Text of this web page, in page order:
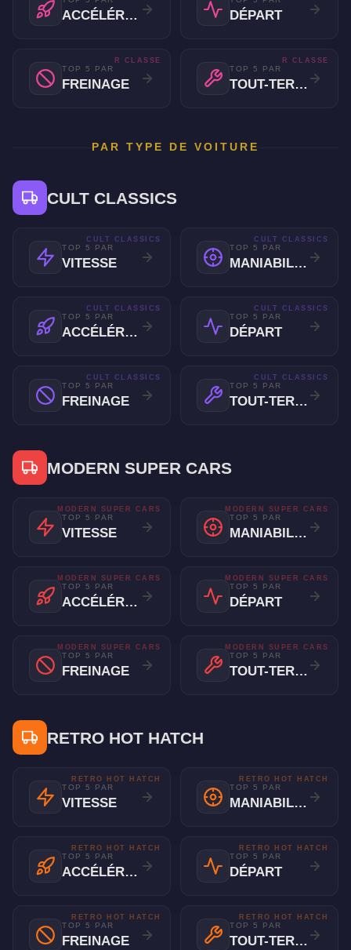
ACCÉLÉRATION DÉPART
TOP 5 PAR
FREINAGE
R CLASSE
TOP 5 PAR
TOUT-TERRAIN
R CLASSE
PAR TYPE DE VOITURE
CULT CLASSICS
TOP 5 PAR
VITESSE
CULT CLASSICS
TOP 5 PAR
MANIABILITÉ
CULT CLASSICS
TOP 5 PAR
ACCÉLÉRATION
CULT CLASSICS
TOP 5 PAR
DÉPART
CULT CLASSICS
TOP 5 PAR
FREINAGE
CULT CLASSICS
TOP 5 PAR
TOUT-TERRAIN
CULT CLASSICS
MODERN SUPER CARS
TOP 5 PAR
VITESSE
MODERN SUPER CARS
TOP 5 PAR
MANIABILITÉ
MODERN SUPER CARS
TOP 5 PAR
ACCÉLÉRATION
MODERN SUPER CARS
TOP 5 PAR
DÉPART
MODERN SUPER CARS
TOP 5 PAR
FREINAGE
MODERN SUPER CARS
TOP 5 PAR
TOUT-TERRAIN
MODERN SUPER CARS
RETRO HOT HATCH
TOP 5 PAR
VITESSE
RETRO HOT HATCH
TOP 5 PAR
MANIABILITÉ
RETRO HOT HATCH
TOP 5 PAR
ACCÉLÉRATION
RETRO HOT HATCH
TOP 5 PAR
DÉPART
RETRO HOT HATCH
TOP 5 PAR
FREINAGE
RETRO HOT HATCH
TOP 5 PAR
TOUT-TERRAIN
RETRO HOT HATCH